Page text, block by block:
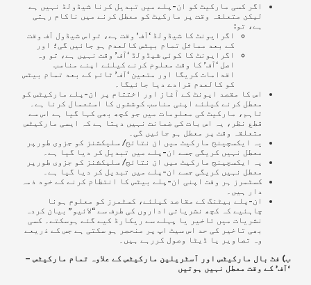
اگر کسی مارکیٹ کو ان-پلے میں تبدیل کرنا شیڈولڈ نہیں ہے
لیکن متعلقہ وقت پر مارکیٹ کو معطل کرنے میں ناکام رہتی
ہے، تو:
اگرایونٹ کا شیڈولڈ ‘آف’ وقت ہے، تواس شیڈول آف وقت
کے بعد مماثل تمام بیٹس کالعدم ہو جائیں گی؛ اور
اگرایونٹ کا کوئی شیڈولڈ ‘آف’ وقت نہیں ہے، تو وہ
اصل ‘آف’ کا وقت معلوم کرنے کیلئے اپنے مناسب
اقدامات کریگا اور متعین ‘آف’ ٹائم کے بعد تمام بیٹس
کو کالعدم قرادے دیا جائیگا۔
اس کا مقصد ایونٹ کے آغاز اور اختتام پر ان-پلے مارکیٹس کو
معطل کرنے کیلئے اپنی مناسب کوششوں کا استعمال کرنا ہے۔
تاہم، مارکیٹ کی معلومات میں جو کچھ بھی کہا گیا ہے اس سے
قطع نظر، یہ اس بات کی ضمانت نہیں دیتا ہے کہ ایسی مارکیٹس
متعلقہ وقت پر معطل ہو جائیں گی۔
یہ ایکسچینج مارکیٹ میں ان نتائج/ سلیکشنز کو جزوی طورپر
معطل نہیں کریگی جسے ان-پلے میں تبدیل کر دیا گیا ہے۔
یہ ایکسچینج مارکیٹ میں ان نتائج/ سلیکشنز کو جزوی طورپر
معطل نہیں کریگی جسے ان-پلے میں تبدیل کر دیا گیا ہے۔
کسٹمرز ہر وقت اپنی ان-پلے بیٹس کا انتظام کرنے کے خود ذمہ
دار ہیں۔
ان-پلے بیٹنگ کے مقاصد کیلئے، کسٹمرز کو معلوم ہونا
چاہئیے کہ کچھ نشریاتی اداروں کی طرف سے “لائیو” بیان کردہ
نشریات میں تاخیر یا پہلے سے ریکارڈ کیے گئے ہوسکتے۔ کسی
بھی تاخیر کی حد اس سیٹ اپ پر منحصر ہو سکتی ہے جس کے ذریعے
وہ تصاویر یا ڈیٹا وصول کررہے ہیں۔
ب) فٹ بال مارکیٹس اور آسٹریلین مارکیٹس کے علاوہ تمام مارکیٹس –
‘آف’ کے وقت معطل نہیں ہوتیں